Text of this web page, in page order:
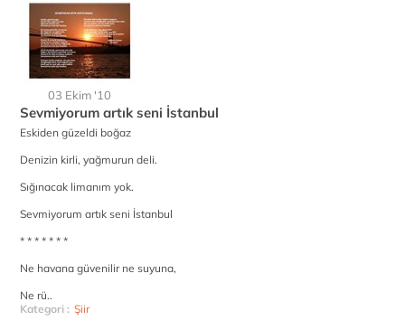
03 Ekim '10
Sevmiyorum artık seni İstanbul
Eskiden güzeldi boğaz
Denizin kirli, yağmurun deli.
Sığınacak limanım yok.
Sevmiyorum artık seni İstanbul
* * * * * * *
Ne havana güvenilir ne suyuna,
Ne rü..
Kategori : Şiir